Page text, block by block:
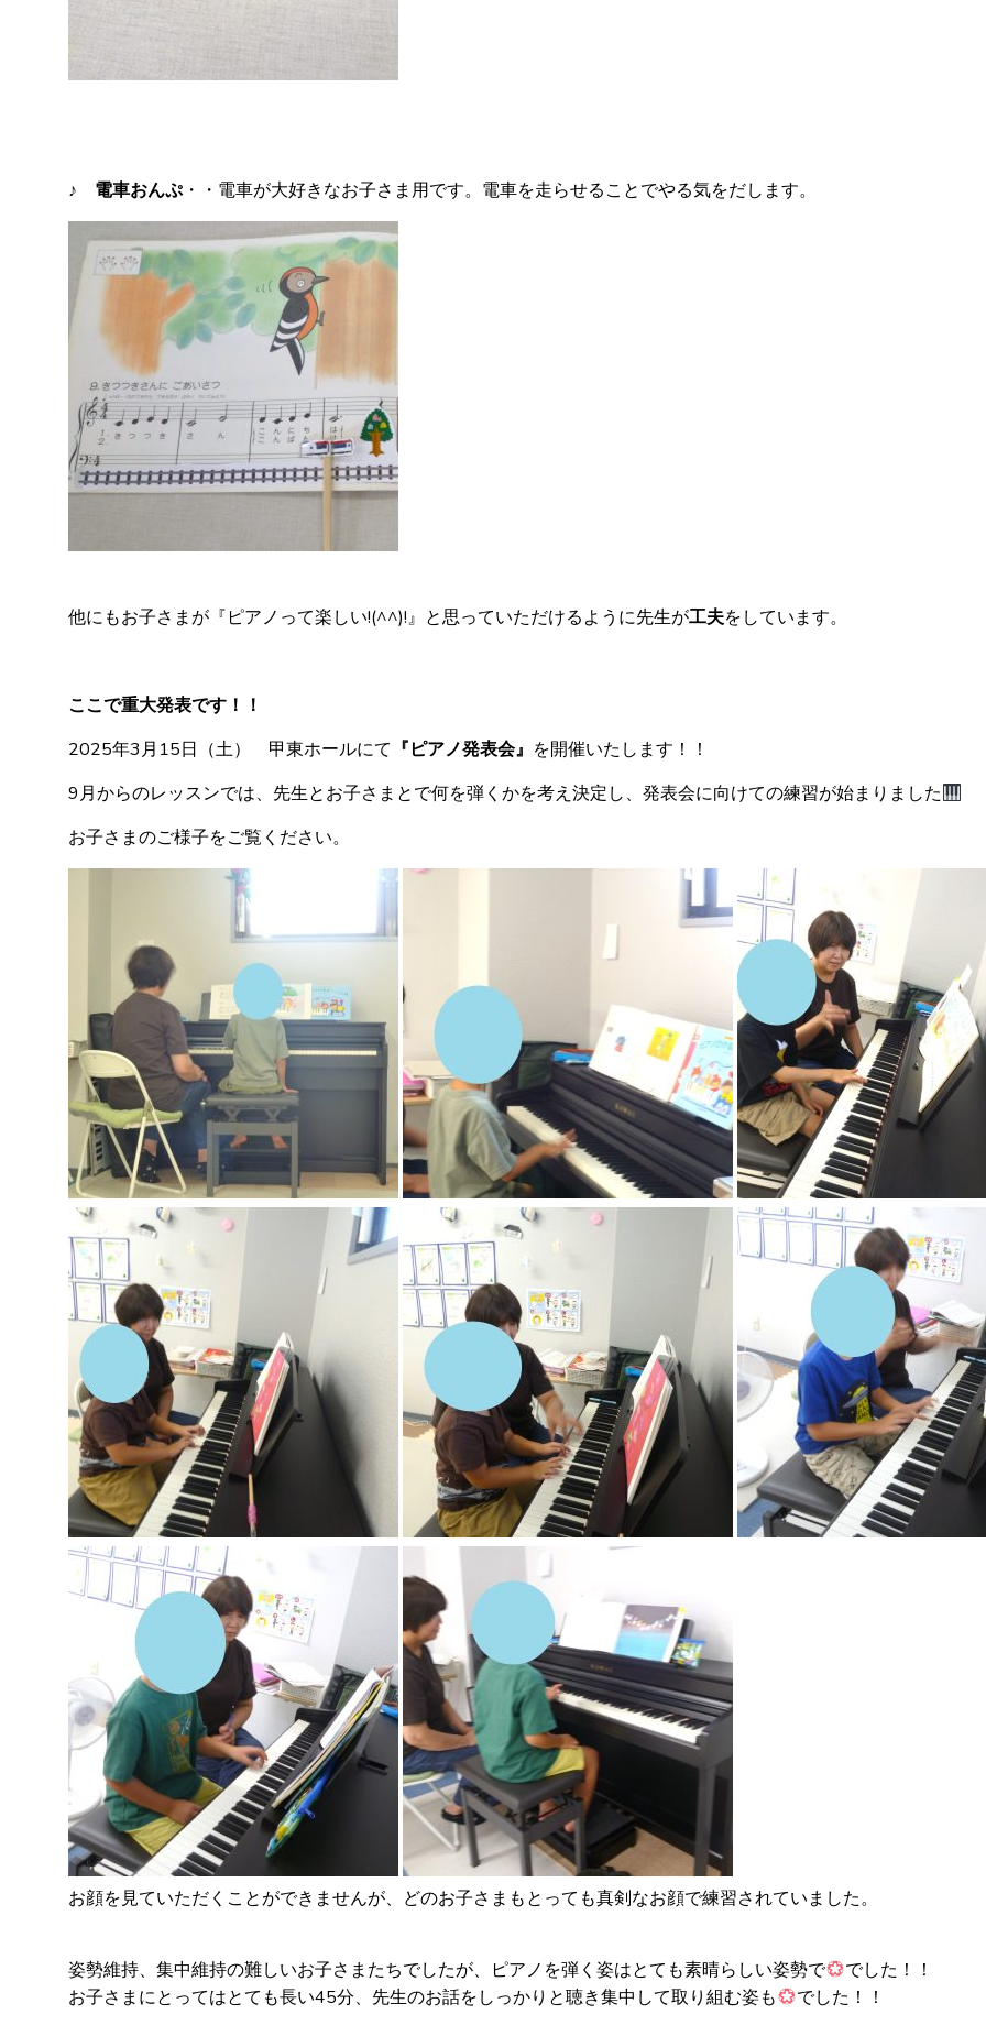
♪ 電車おんぷ・・電車が大好きなお子さま用です。電車を走らせることでやる気をだします。
他にもお子さまが『ピアノって楽しい!(^^)!』と思っていただけるように先生が工夫をしています。
ここで重大発表です！！
2025年3月15日（土） 甲東ホールにて 『ピアノ発表会』 を開催いたします！！
9月からのレッスンでは、先生とお子さまとで何を弾くかを考え決定し、発表会に向けての練習が始まりました
お子さまのご様子をご覧ください。
お顔を見ていただくことができませんが、どのお子さまもとっても真剣なお顔で練習されていました。
姿勢維持、集中維持の難しいお子さまたちでしたが、ピアノを弾く姿はとても素晴らしい姿勢で
でした！！
お子さまにとってはとても長い45分、先生のお話をしっかりと聴き集中して取り組む姿も
でした！！